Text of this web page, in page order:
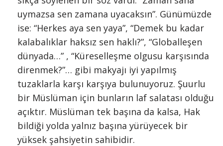
uymazsa sen zamana uyacaksın”. Günümüzde
ise: “Herkes aya sen yaya”, “Demek bu kadar
kalabalıklar haksız sen haklı?”, “Globalleşen
dünyada…” , “Küreselleşme olgusu karşısında
direnmek?”… gibi makyajı iyi yapılmış
tuzaklarla karşı karşıya bulunuyoruz. Şuurlu
bir Müslüman için bunların laf salatası olduğu
açıktır. Müslüman tek başına da kalsa, Hak
bildiği yolda yalnız başına yürüyecek bir
yüksek şahsiyetin sahibidir.